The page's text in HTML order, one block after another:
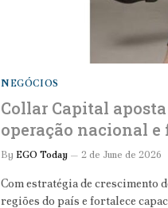
NEGÓCIOS
Collar Capital
operação nacional e
By EGO Today 2 de June de 2026
Com estratégia de crescimento
regiões do país e fortalece